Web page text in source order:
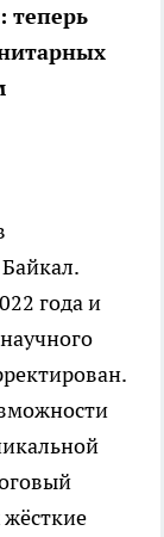
теперь
года и